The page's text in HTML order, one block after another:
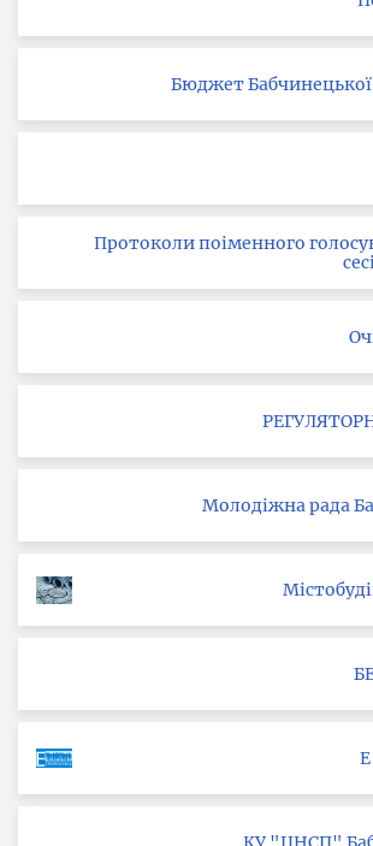
Бюджет Бабчинецької
Протоколи поіменного
Молодіжна рада